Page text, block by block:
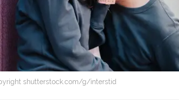
shutterstock.com/g/interstid